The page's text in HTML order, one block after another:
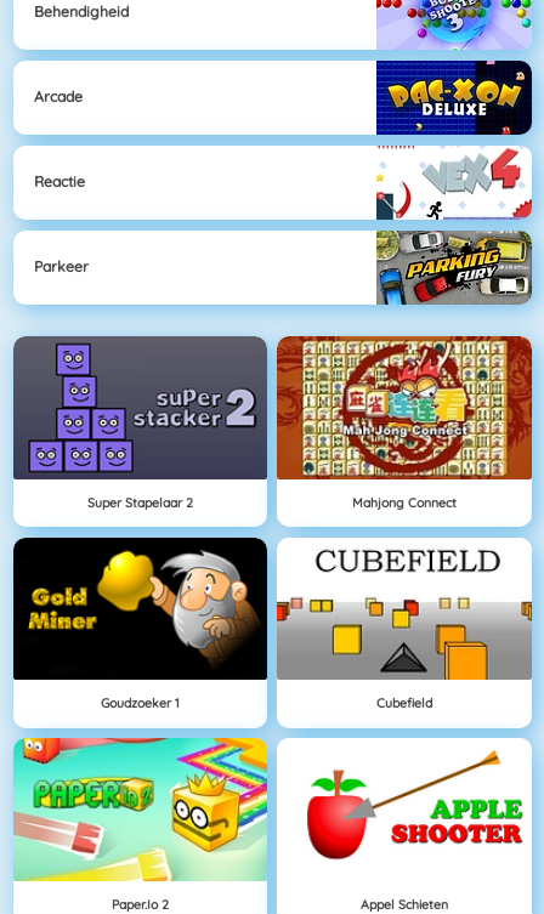
Behendigheid
Arcade
Reactie
Parkeer
Super Stapelaar 2 Mahjong Connect
Goudzoeker 1 Cubefield
Paper.io 2 Appel Schieten